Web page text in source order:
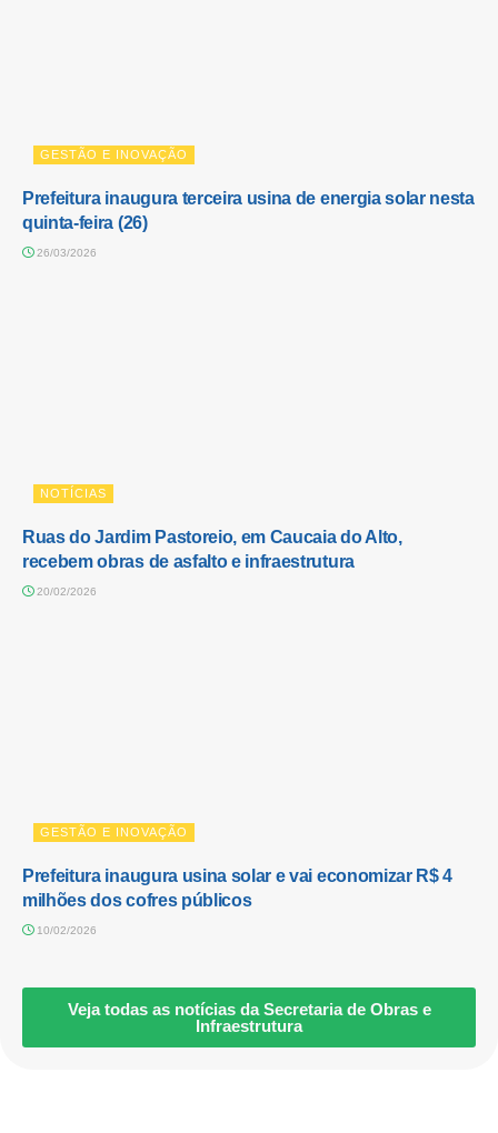
GESTÃO E INOVAÇÃO
Prefeitura inaugura terceira usina de energia solar nesta
quinta-feira (26)
26/03/2026
NOTÍCIAS
Ruas do Jardim Pastoreio, em Caucaia do Alto,
recebem obras de asfalto e infraestrutura
20/02/2026
GESTÃO E INOVAÇÃO
Prefeitura inaugura usina solar e vai economizar R$ 4
milhões dos cofres públicos
10/02/2026
Veja todas as notícias da Secretaria de Obras e
Infraestrutura